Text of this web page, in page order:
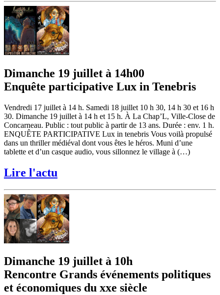
Dimanche 19 juillet à 14h00
Enquête participative Lux in Tenebris
Vendredi 17 juillet à 14 h. Samedi 18 juillet 10 h 30, 14 h 30 et 16 h
30. Dimanche 19 juillet à 14 h et 15 h. À La Chap’L, Ville-Close de
Concarneau. Public : tout public à partir de 13 ans. Durée : env. 1 h.
ENQUÊTE PARTICIPATIVE Lux in tenebris Vous voilà propulsé
dans un thriller médiéval dont vous êtes le héros. Muni d’une
tablette et d’un casque audio, vous sillonnez le village à (…)
Lire l'actu
Dimanche 19 juillet à 10h
Rencontre Grands événements politiques
et économiques du xxe siècle